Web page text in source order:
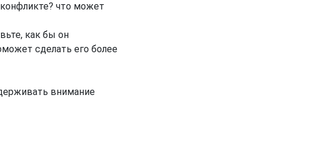
что может
как бы он
сделать его более
внимание